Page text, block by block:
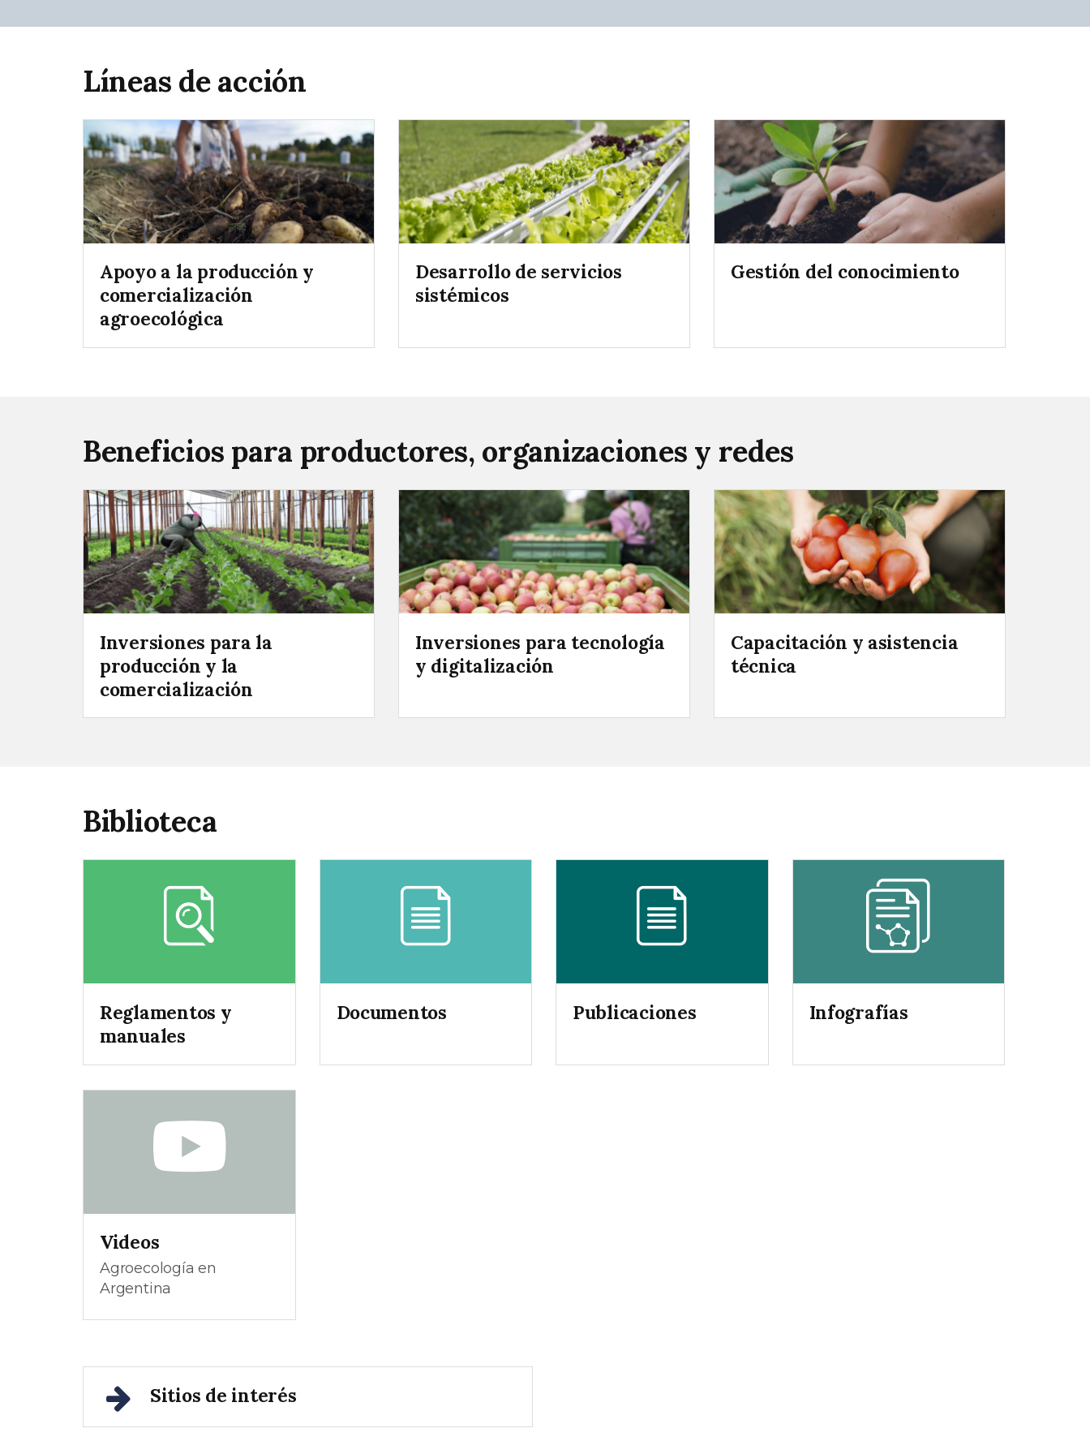
Líneas de acción
Apoyo a la producción y
comercialización
agroecológica
Desarrollo de servicios
sistémicos
Gestión del conocimiento
Beneficios para productores, organizaciones y redes
Inversiones para la
producción y la
comercialización
Inversiones para tecnología
y digitalización
Capacitación y asistencia
técnica
Biblioteca
Reglamentos y
manuales
Documentos Publicaciones Infografías
Videos
Agroecología en
Argentina
Sitios de interés